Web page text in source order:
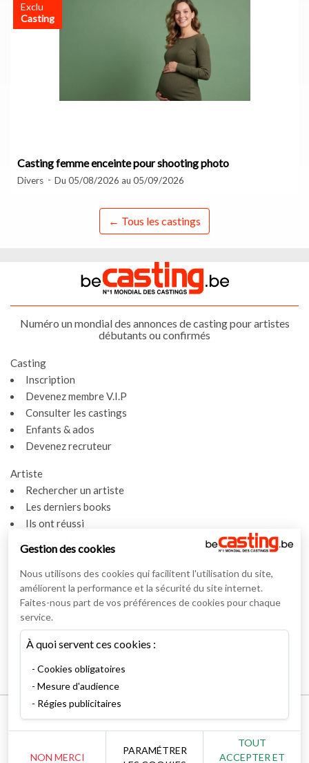
Exclu
Casting
Casting femme enceinte pour shooting photo
Divers Du 05/08/2026 au 05/09/2026
← Tous les castings
Numéro un mondial des annonces de casting pour artistes
débutants ou confirmés
Casting
Inscription
Devenez membre V.I.P
Consulter les castings
Enfants & ados
Devenez recruteur
Artiste
Rechercher un artiste
Les derniers books
Ils ont réussi
Actualités
Actualités
Vidéos
Interviews
Nos interviews
Mentions légales
RSS Syndication
Gestion des cookies
Nous utilisons des cookies qui facilitent l'utilisation du site,
améliorent la performance et la sécurité du site internet.
Faites-nous part de vos préférences de cookies pour chaque
service.
À quoi servent ces cookies :
Cookies obligatoires
Mesure d'audience
Régies publicitaires
NON MERCI
PARAMÉTRER
TOUT
ACCEPTER ET